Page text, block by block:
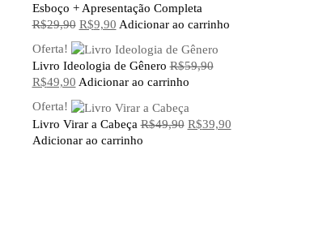
Esboço + Apresentação Completa
R$29,90 O
preço
original
era:
R$29,90.
R$9,90O
atual
é:
R$9,90.
Adicionar ao carrinho
Oferta!
Livro Ideologia de Gênero R$59,90
O
original
era:
R$59,90.
R$49,90O
preço
atual
é:
R$49,90.
Adicionar ao carrinho
Oferta!
Livro Virar a Cabeça R$49,90 O
R$39,90O
Adicionar ao carrinho